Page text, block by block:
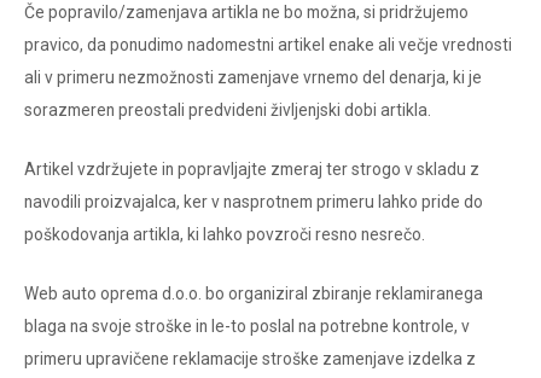
Če popravilo/zamenjava artikla ne bo možna, si pridržujemo
pravico, da ponudimo nadomestni artikel enake ali večje vrednosti
ali v primeru nezmožnosti zamenjave vrnemo del denarja, ki je
sorazmeren preostali predvideni življenjski dobi artikla.
Artikel vzdržujete in popravljajte zmeraj ter strogo v skladu z
navodili proizvajalca, ker v nasprotnem primeru lahko pride do
poškodovanja artikla, ki lahko povzroči resno nesrečo.
Web auto oprema d.o.o. bo organiziral zbiranje reklamiranega
blaga na svoje stroške in le-to poslal na potrebne kontrole, v
primeru upravičene reklamacije stroške zamenjave izdelka z